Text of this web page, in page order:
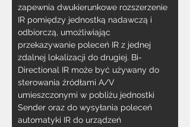
zapewnia dwukierunkowe rozszerzenie
IR pomiędzy jednostką nadawczą i
odbiorczą, umożliwiając
przekazywanie poleceń IR z jednej
zdalnej lokalizacji do drugiej. Bi-
Directional IR może być używany do
sterowania źródłami A/V
umieszczonymi w pobliżu jednostki
Sender oraz do wysyłania poleceń
automatyki IR do urządzeń